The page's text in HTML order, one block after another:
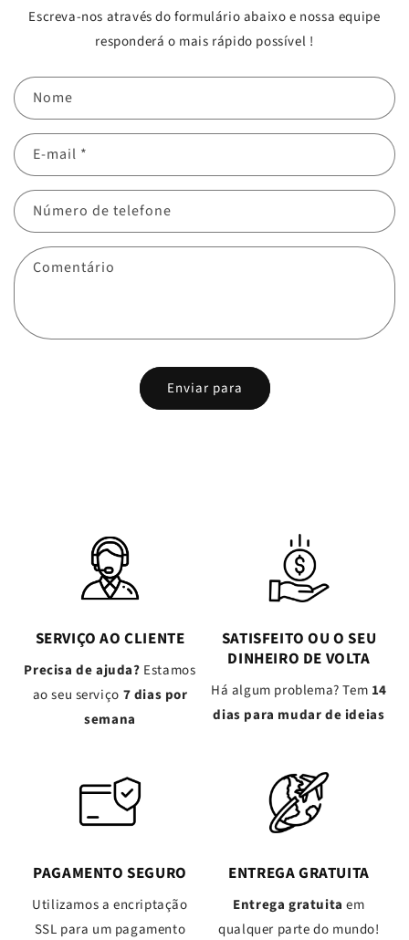
Escreva-nos através do formulário abaixo e nossa equipe
responderá o mais rápido possível !
Nome
E-mail *
Número de telefone
Comentário
Enviar para
SERVIÇO AO CLIENTE
Precisa de ajuda? Estamos
ao seu serviço 7 dias por
semana
SATISFEITO OU O SEU
DINHEIRO DE VOLTA
Há algum problema? Tem 14
dias para mudar de ideias
PAGAMENTO SEGURO
Utilizamos a encriptação
SSL para um pagamento
ENTREGA GRATUITA
Entrega gratuita em
qualquer parte do mundo!